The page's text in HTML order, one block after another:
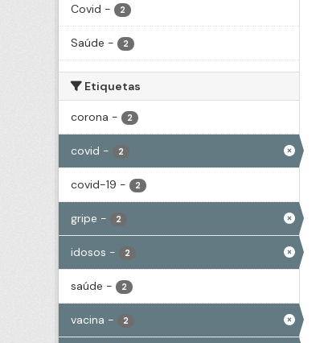
Covid - 2
Saúde - 2
Etiquetas
corona - 2
covid - 2
covid-19 - 2
gripe - 2
idosos - 2
saúde - 2
vacina - 2